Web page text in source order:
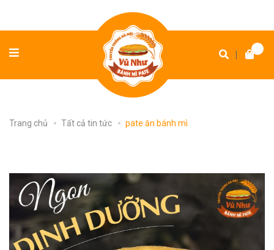
|
Trang chủ Tất cả tin tức pate ăn bánh mì